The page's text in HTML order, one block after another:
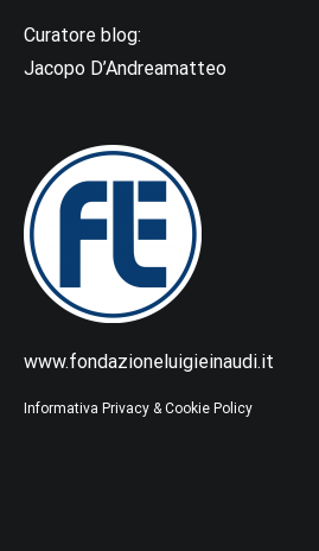
Curatore blog:
Jacopo D’Andreamatteo
www.fondazioneluigieinaudi.it
Informativa Privacy & Cookie Policy